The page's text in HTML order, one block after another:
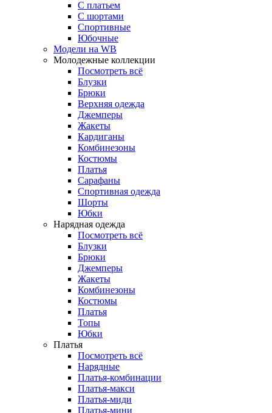
С платьем
С шортами
Спортивные
Юбочные
Модели на WB
Молодежные коллекции
Посмотреть всё
Блузки
Брюки
Верхняя одежда
Джемперы
Жакеты
Кардиганы
Комбинезоны
Костюмы
Платья
Сарафаны
Спортивная одежда
Шорты
Юбки
Нарядная одежда
Посмотреть всё
Блузки
Брюки
Джемперы
Жакеты
Комбинезоны
Костюмы
Платья
Топы
Юбки
Платья
Посмотреть всё
Нарядные
Платья-комбинации
Платья-макси
Платья-миди
Платья-мини